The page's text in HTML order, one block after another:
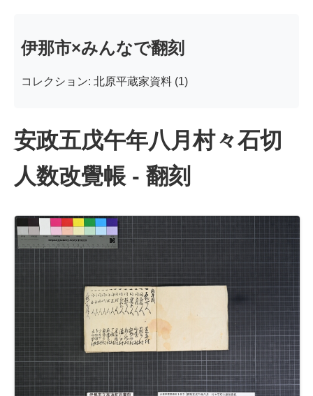
伊那市×みんなで翻刻
コレクション: 北原平蔵家資料 (1)
安政五戊午年八月村々石切
人数改覺帳 - 翻刻